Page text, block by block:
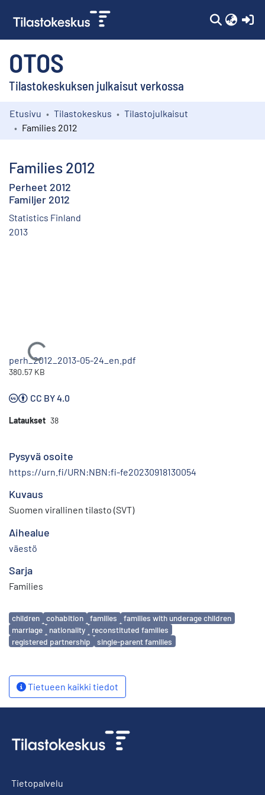
OTOS
Tilastokeskuksen julkaisut verkossa
Kokoelmat
Etusivu Tilastokeskus
Tilastojulkaisut
Families 2012
Families 2012
Perheet 2012
Familjer 2012
Statistics Finland
2013
Ladataan...
perh_2012_2013-05-24_en.pdf
380.57 KB
CC BY 4.0
Lataukset 38
Pysyvä osoite
https://urn.fi/URN:NBN:fi-fe20230918130054
Kuvaus
Suomen virallinen tilasto (SVT)
Aihealue
väestö
Sarja
Families
Avainsanat
children cohabition families
families with underage children
marriage
nationality
reconstituted families
registered partnership
single-parent families
Tietueen kaikki tiedot
Tietopalvelu